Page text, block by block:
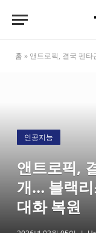
홈 » 앤트로픽, 결국 펜타
인공지능
앤트로픽,
개… 블랙리
대화 복원